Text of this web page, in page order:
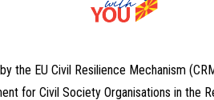
the EU Civil Resilience Mechanism
for Civil Society Organisations in the